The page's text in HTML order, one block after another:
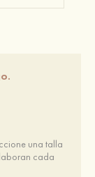
una talla
cada